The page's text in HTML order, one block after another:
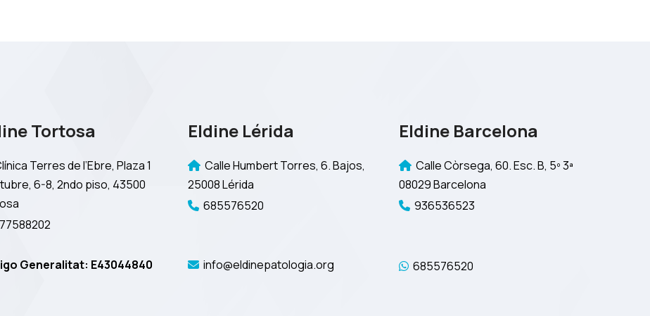
Tortosa
Terres de l’Ebre, Plaza 1
6-8, 2ndo piso, 43500
Generalitat: E43044840
Eldine Lérida
Calle Humbert Torres, 6. Bajos,
25008 Lérida
685576520
info@eldinepatologia.org
Eldine Barcelona
Calle Còrsega, 60. Esc. B, 5º 3ª
08029 Barcelona
936536523
685576520